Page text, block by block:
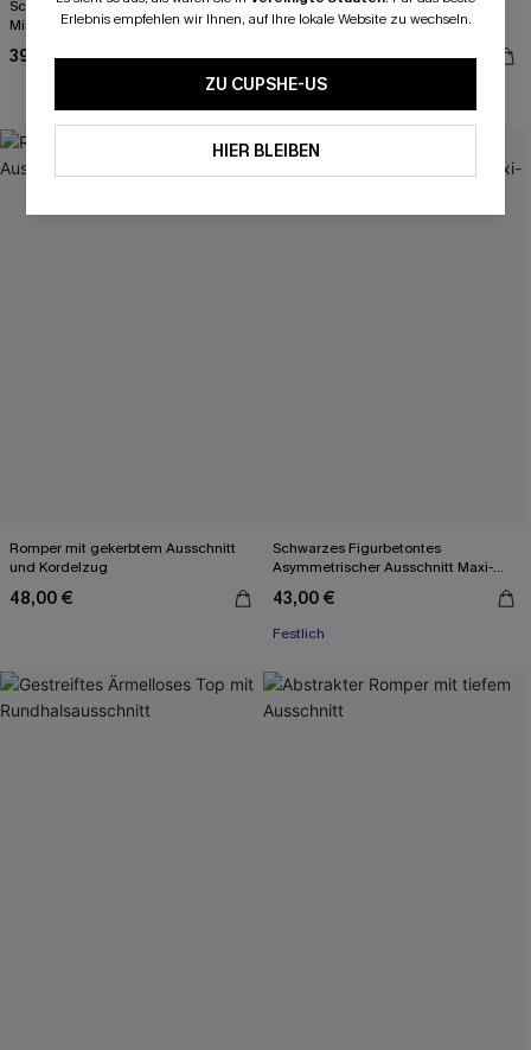
Schwarzes Figurbetontes Rundhals
Mini-Strickkleid
39,00 €
Florales Top mit hohem Ausschnitt
und Schößchen
29,00 €
Festlich
Romper mit gekerbtem Ausschnitt
und Kordelzug
48,00 €
Schwarzes Figurbetontes
Asymmetrischer Ausschnitt Maxi-
43,00 €
Festlich
Erlebnis empfehlen wir Ihnen, auf Ihre lokale Website zu wechseln.
ZU CUPSHE-US
HIER BLEIBEN